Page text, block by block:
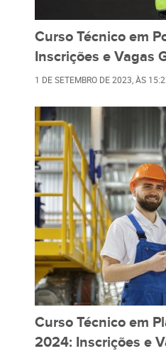
Curso Técnico em
Inscrições e Vagas
1 DE SETEMBRO DE 2023 , ÀS
Curso Técnico em
2024: Inscrições e